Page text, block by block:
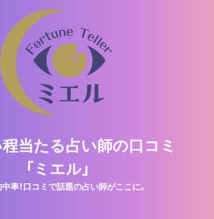
当たる占い師の口コミ
「ミエル」
率！口コミで話題の占い師がここに。